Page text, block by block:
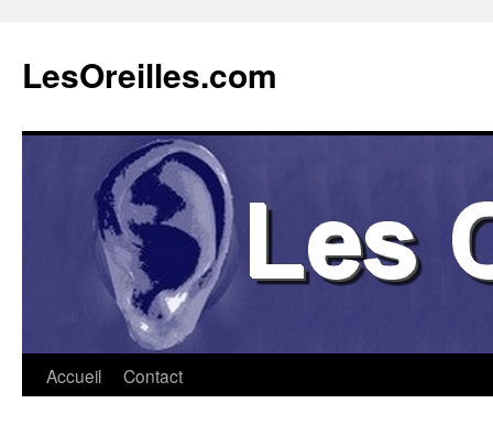
contenu
LesOreilles.com
Accueil Contact